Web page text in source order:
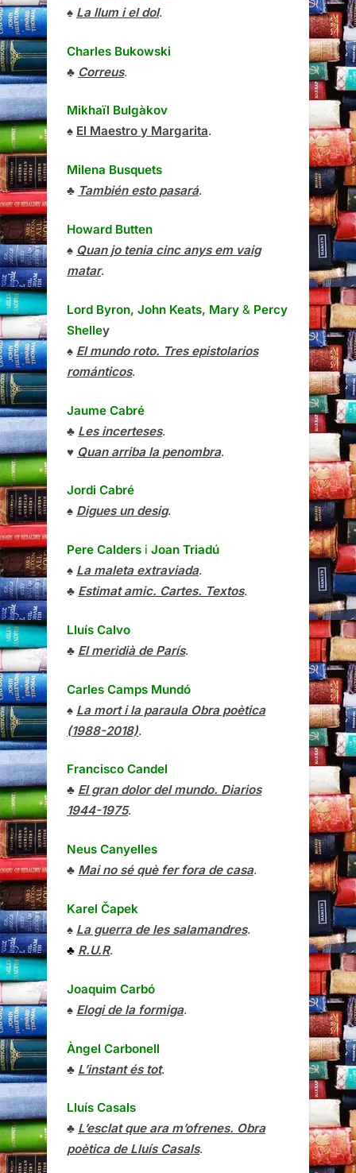
♠ La llum i el dol.
Charles Bukowski
♣ Correus.
Mikhaïl Bulgàkov
♠ El Maestro y Margarita.
Milena Busquets
♣ También esto pasará.
Howard Butten
♠ Quan jo tenia cinc anys em vaig
matar.
Lord Byron, John Keats, Mary & Percy
Shelley
♠ El mundo roto. Tres epistolarios
románticos.
Jaume Cabré
♣ Les incerteses.
♥ Quan arriba la penombra.
Jordi Cabré
♠ Digues un desig.
Pere Calders i Joan Triadú
♠ La maleta extraviada.
♣ Estimat amic. Cartes. Textos.
Lluís Calvo
♣ El meridià de París.
Carles Camps Mundó
♠ La mort i la paraula Obra poètica
(1988-2018).
Francisco Candel
♣ El gran dolor del mundo. Diarios
1944-1975.
Neus Canyelles
♣ Mai no sé què fer fora de casa.
Karel Čapek
♠ La guerra de les salamandres.
♣ R.U.R.
Joaquim Carbó
♠ Elogi de la formiga.
Àngel Carbonell
♣ L’instant és tot.
Lluís Casals
♣ L’esclat que ara m’ofrenes. Obra
poètica de Lluís Casals.